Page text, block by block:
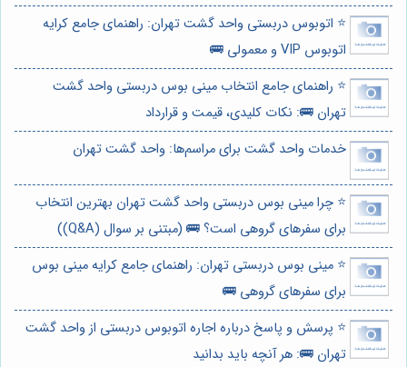
⭐️ اتوبوس دربستی واحد گشت تهران: راهنمای جامع کرایه
اتوبوس VIP و معمولی 🚌
⭐️ راهنمای جامع انتخاب مینی بوس دربستی واحد گشت
تهران 🚌: نکات کلیدی، قیمت و قرارداد
خدمات واحد گشت برای مراسم‌ها: واحد گشت تهران
⭐️ چرا مینی بوس دربستی واحد گشت تهران بهترین انتخاب
برای سفرهای گروهی است؟ 🚌 (مبتنی بر سوال (Q&A))
⭐️ مینی بوس دربستی تهران: راهنمای جامع کرایه مینی بوس
برای سفرهای گروهی 🚌
⭐️ پرسش و پاسخ درباره اجاره اتوبوس دربستی از واحد گشت
تهران 🚌: هر آنچه باید بدانید